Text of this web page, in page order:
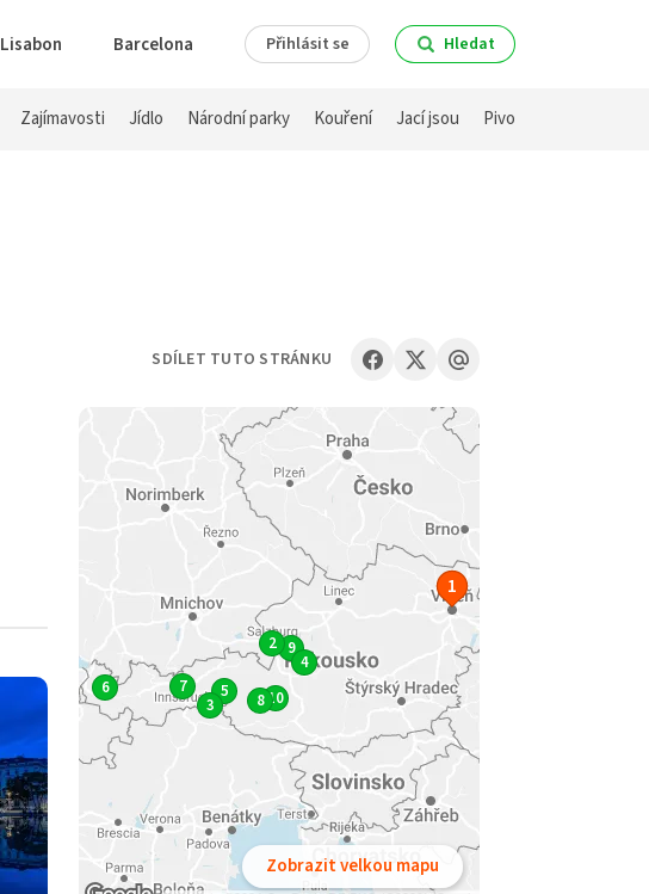
Lisabon Barcelona Přihlásit se Hledat
Zajímavosti Jídlo Národní parky Kouření Jací jsou Pivo
1
2 9
4
7
6 5 10
8
3
Zobrazit velkou mapu
SDÍLET TUTO STRÁNKU